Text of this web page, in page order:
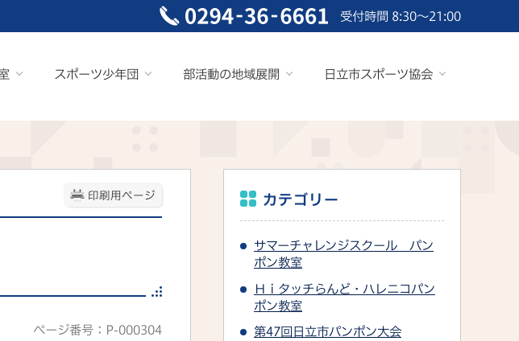
受付時間 8:30～21:00
スポーツ少年団 部活動の地域展開 日立市スポーツ協会
印刷用ページ
ページ番号：P-000304
カテゴリー
サマーチャレンジスクール パン
ポン教室
Ｈｉタッチらんど・ハレニコパン
ポン教室
第47回日立市パンポン大会